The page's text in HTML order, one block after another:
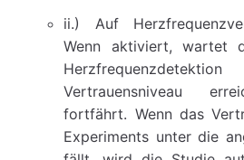
ii.) Auf
Wenn aktiviert, wartet
Vertrauensniveau
fortfährt. Wenn das
Experiments unter die